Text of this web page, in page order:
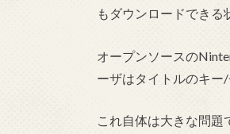
もダウンロードできる
オープンソースの
ーザはタイトルのキー
これ自体は大きな問題